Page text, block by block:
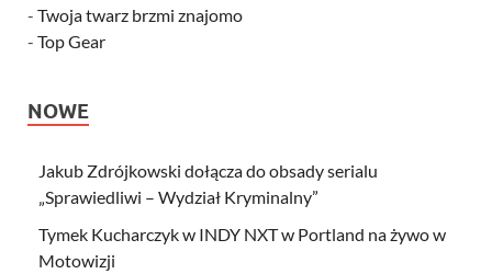
- Twoja twarz brzmi znajomo
- Top Gear
NOWE
Jakub Zdrójkowski dołącza do obsady serialu
„Sprawiedliwi – Wydział Kryminalny”
Tymek Kucharczyk w INDY NXT w Portland na żywo w
Motowizji